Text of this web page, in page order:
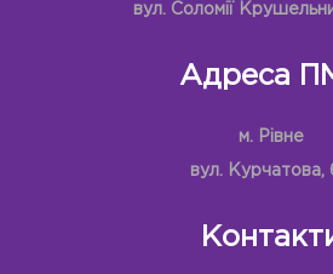
вул. Соломії
Адреса
м. Рівне
вул. Курчатова,